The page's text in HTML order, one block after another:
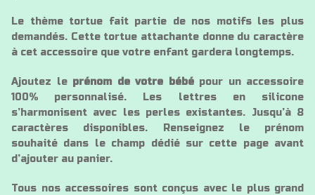
Le thème tortue fait partie de nos motifs les plus
demandés. Cette tortue attachante donne du caractère
à cet accessoire que votre enfant gardera longtemps.
Ajoutez le prénom de votre bébépour un accessoire
100% personnalisé. Les lettres en silicone
s’harmonisent avec les perles existantes. Jusqu’à 8
caractères disponibles. Renseignez le prénom
souhaité dans le champ dédié sur cette page avant
d’ajouter au panier.
Tous nos accessoires sont conçus avec le plus grand